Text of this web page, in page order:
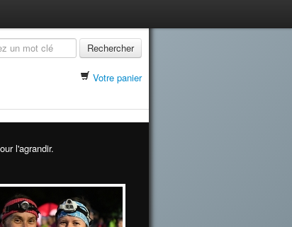
Rechercher
Votre panier
l'agrandir.